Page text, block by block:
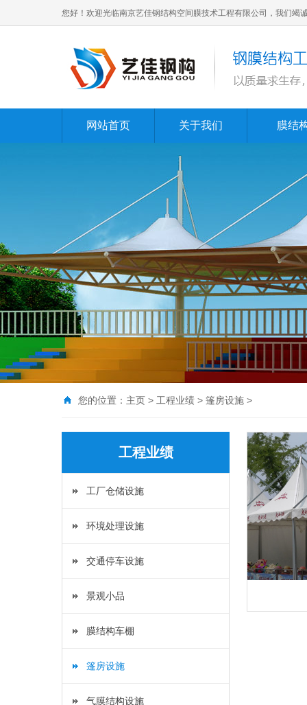
您好！欢迎光临南京艺佳钢结构空间膜技术工程有限公司，我们竭
网站首页 关于我们 膜结
您的位置： 主页 > 工程业绩 > 篷房设施 >
工程业绩
工厂仓储设施
环境处理设施
交通停车设施
景观小品
膜结构车棚
篷房设施
气膜结构设施